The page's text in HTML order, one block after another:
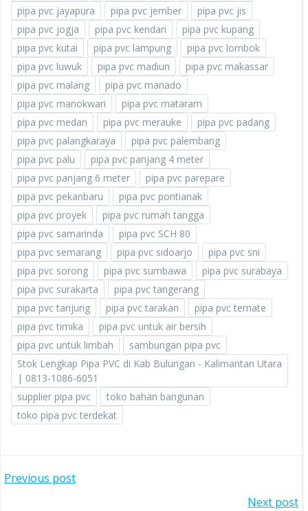
pipa pvc jayapura
pipa pvc jember
pipa pvc jis
pipa pvc jogja
pipa pvc kendari
pipa pvc kupang
pipa pvc kutai
pipa pvc lampung
pipa pvc lombok
pipa pvc luwuk
pipa pvc madiun
pipa pvc makassar
pipa pvc malang
pipa pvc manado
pipa pvc manokwari
pipa pvc mataram
pipa pvc medan
pipa pvc merauke
pipa pvc padang
pipa pvc palangkaraya
pipa pvc palembang
pipa pvc palu
pipa pvc panjang 4 meter
pipa pvc panjang 6 meter
pipa pvc parepare
pipa pvc pekanbaru
pipa pvc pontianak
pipa pvc proyek
pipa pvc rumah tangga
pipa pvc samarinda
pipa pvc SCH 80
pipa pvc semarang
pipa pvc sidoarjo
pipa pvc sni
pipa pvc sorong
pipa pvc sumbawa
pipa pvc surabaya
pipa pvc surakarta
pipa pvc tangerang
pipa pvc tanjung
pipa pvc tarakan
pipa pvc ternate
pipa pvc timika
pipa pvc untuk air bersih
pipa pvc untuk limbah
sambungan pipa pvc
Stok Lengkap Pipa PVC di Kab Bulungan - Kalimantan Utara
| 0813-1086-6051
supplier pipa pvc
toko bahan bangunan
toko pipa pvc terdekat
POST
Previous post
Next post